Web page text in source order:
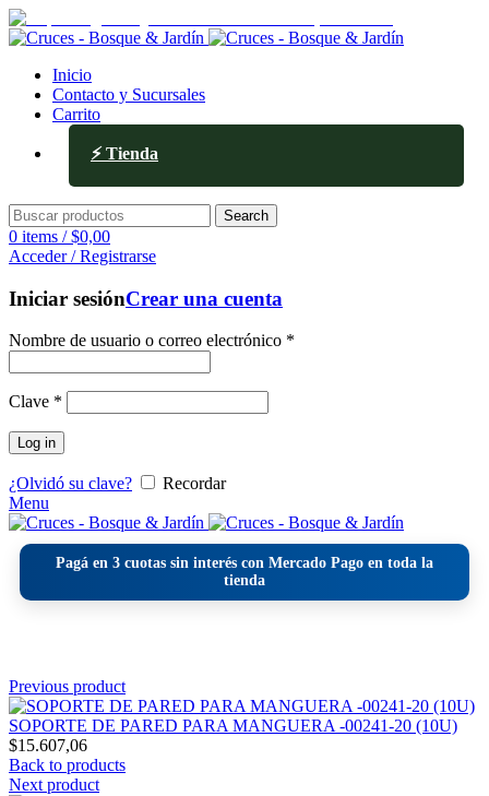
Inicio
Contacto y Sucursales
Carrito
⚡ Tienda
Search
0 items / $0,00
Acceder / Registrarse
Iniciar sesiónCrear una cuenta
Nombre de usuario o correo electrónico *
Clave *
Log in
¿Olvidó su clave?
Recordar
Menu
Pagá en 3 cuotas sin interés con Mercado Pago en toda la
tienda
Previous product
SOPORTE DE PARED PARA MANGUERA -00241-20 (10U)
$15.607,06
Back to products
Next product